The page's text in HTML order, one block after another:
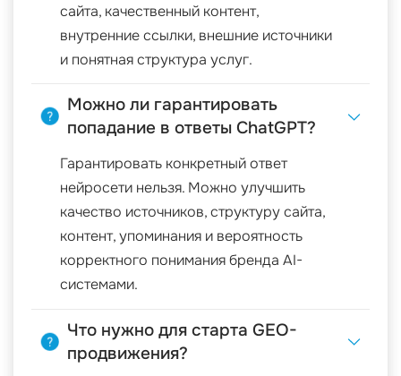
сайта, качественный контент,
внутренние ссылки, внешние источники
и понятная структура услуг.
Можно ли гарантировать
попадание в ответы ChatGPT?
Гарантировать конкретный ответ
нейросети нельзя. Можно улучшить
качество источников, структуру сайта,
контент, упоминания и вероятность
корректного понимания бренда AI-
системами.
Что нужно для старта GEO-
продвижения?